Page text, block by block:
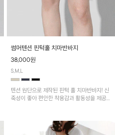
썸머텐션 핀턱훌 치마반바지
38,000원
S,M,L
텐션 원단으로 제작된 핀턱 훌 치마반바지! 신
축성이 좋아 편안한 착용감과 활동성을 제공하